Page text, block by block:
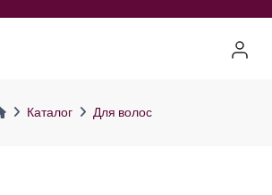
Каталог Для волос